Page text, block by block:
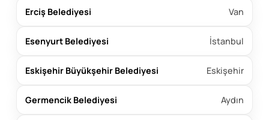
Erciş Belediyesi Van
Esenyurt Belediyesi İstanbul
Eskişehir Büyükşehir Belediyesi Eskişehir
Germencik Belediyesi Aydın